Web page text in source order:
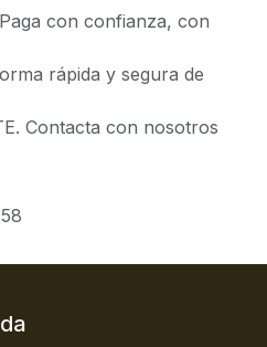
con confianza, con
rápida y segura de
Contacta con nosotros